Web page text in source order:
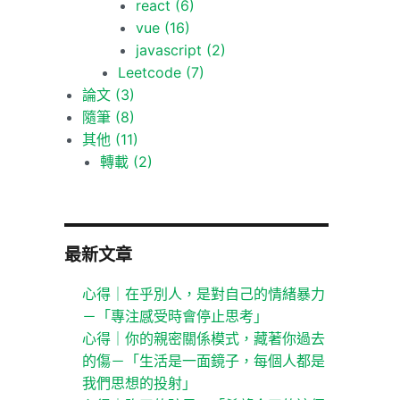
react (6)
vue (16)
javascript (2)
Leetcode (7)
論文 (3)
隨筆 (8)
其他 (11)
轉載 (2)
最新文章
心得｜在乎別人，是對自己的情緒暴力
－「專注感受時會停止思考」
心得｜你的親密關係模式，藏著你過去
的傷－「生活是一面鏡子，每個人都是
我們思想的投射」